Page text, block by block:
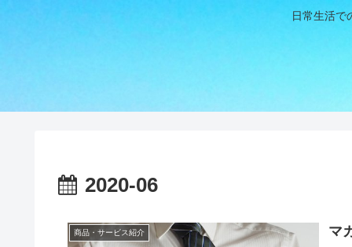
日常生活
2020-06
商品・サービス紹介 マ